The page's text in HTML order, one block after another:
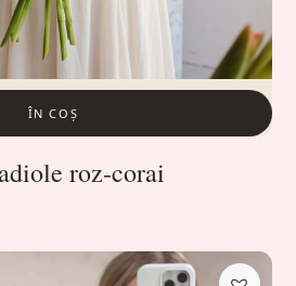
ÎN COȘ
roz-corai